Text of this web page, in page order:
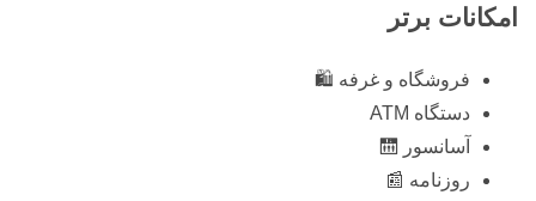
امکانات برتر
فروشگاه و غرفه 🛍️
دستگاه ATM
آسانسور 🛗
روزنامه 📰